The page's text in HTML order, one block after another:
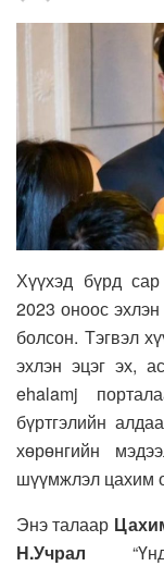
Хүүхэд бүрд
2023 оноос
болсон. Тэгвэл
эхлэн эцэг эх,
ehalamj
бүртгэлийн
хөрөнгийн
шүүмжлэл цахим
Энэ талаар
Н.Учрал